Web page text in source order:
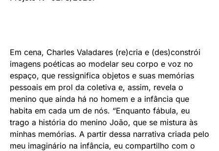
Em cena, Charles Valadares (re)cria e (des)constrói
imagens poéticas ao modelar seu corpo e voz no
espaço, que ressignifica objetos e suas memórias
pessoais em prol da coletiva e, assim, revela o
menino que ainda há no homem e a infância que
habita em cada um de nós. “Enquanto fábula, eu
trago a história do menino João, que se mistura às
minhas memórias. A partir dessa narrativa criada pelo
meu imaginário na infância, eu compartilho com o